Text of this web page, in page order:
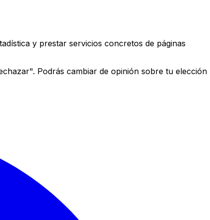
y prestar servicios concretos de páginas
Podrás cambiar de opinión sobre tu elección